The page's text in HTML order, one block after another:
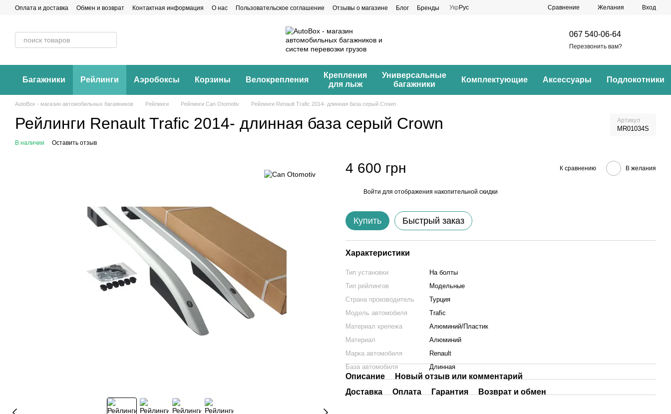
Перейти к основному контенту
Оплата и доставка Обмен и возврат Контактная информация О нас Пользовательское соглашение Отзывы о магазине Блог Бренды Укр Рус Сравнение Желания Вход
067 540-06-64
Перезвонить вам?
Багажники Рейлинги Аэробоксы Корзины Велокрепления
Крепления
для лыж
Универсальные
багажники
Комплектующие Аксессуары Подлокотники
AutoBox - магазин автомобильных багажников Рейлинги Рейлинги Can Otomotiv Рейлинги Renault Trafic 2014- длинная база серый Crown
Рейлинги Renault Trafic 2014- длинная база серый Crown Артикул
MR01034S
В наличии Оставить отзыв
4 600 грн К сравнению В желания
Войти для отображения накопительной скидки
Купить Быстрый заказ
Характеристики
Тип установки
На болты
Тип рейлингов
Модельные
Страна производитель
Турция
Модель автомобиля
Trafic
Материал крепежа
Алюминий/Пластик
Материал
Алюминий
Марка автомобиля
Renault
База автомобиля
Длинная
Описание
Новый отзыв или комментарий
Доставка
Оплата Гарантия Возврат и обмен